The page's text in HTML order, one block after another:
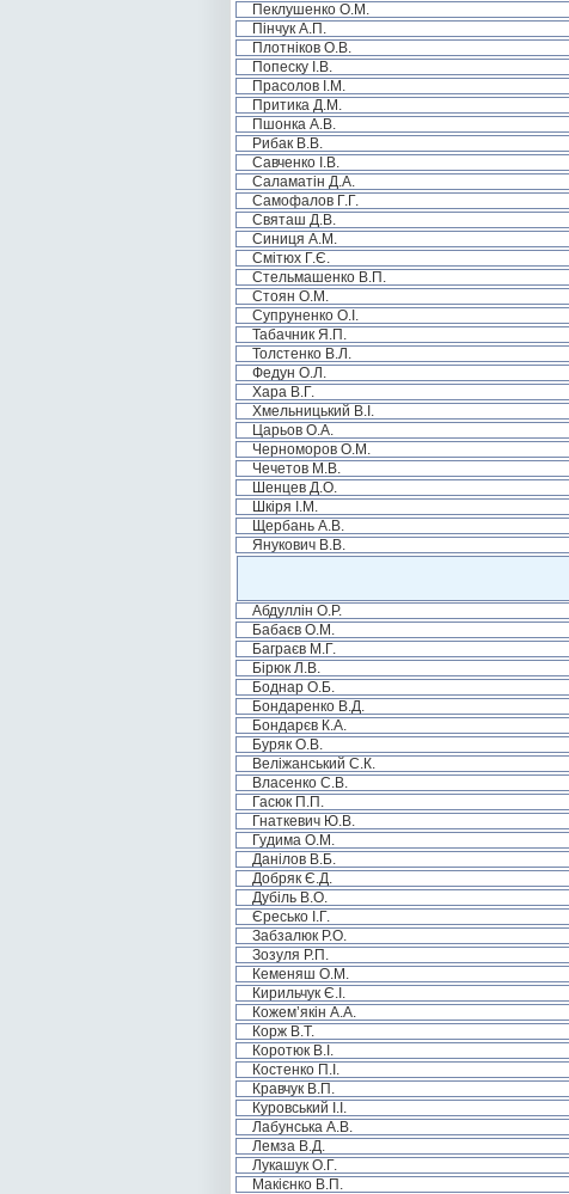
Пеклушенко О.М.
Пінчук А.П.
Плотніков О.В.
Попеску І.В.
Прасолов І.М.
Притика Д.М.
Пшонка А.В.
Рибак В.В.
Савченко І.В.
Саламатін Д.А.
Самофалов Г.Г.
Святаш Д.В.
Синиця А.М.
Смітюх Г.Є.
Стельмашенко В.П.
Стоян О.М.
Супруненко О.І.
Табачник Я.П.
Толстенко В.Л.
Федун О.Л.
Хара В.Г.
Хмельницький В.І.
Царьов О.А.
Черноморов О.М.
Чечетов М.В.
Шенцев Д.О.
Шкіря І.М.
Щербань А.В.
Янукович В.В.
Абдуллін О.Р.
Бабаєв О.М.
Баграєв М.Г.
Бірюк Л.В.
Боднар О.Б.
Бондаренко В.Д.
Бондарєв К.А.
Буряк О.В.
Веліжанський С.К.
Власенко С.В.
Гасюк П.П.
Гнаткевич Ю.В.
Гудима О.М.
Данілов В.Б.
Добряк Є.Д.
Дубіль В.О.
Єресько І.Г.
Забзалюк Р.О.
Зозуля Р.П.
Кеменяш О.М.
Кирильчук Є.І.
Кожем’якін А.А.
Корж В.Т.
Коротюк В.І.
Костенко П.І.
Кравчук В.П.
Куровський І.І.
Лабунська А.В.
Лемза В.Д.
Лукашук О.Г.
Макієнко В.П.